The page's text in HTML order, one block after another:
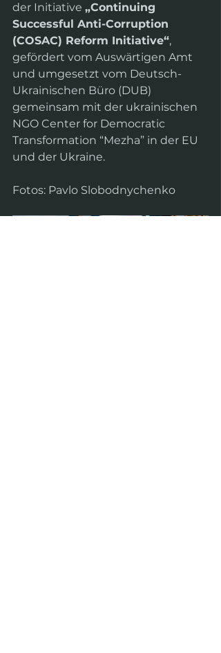
der Initiative „Continuing
Successful Anti-Corruption
(COSAC) Reform Initiative“,
gefördert vom Auswärtigen Amt
und umgesetzt vom Deutsch-
Ukrainischen Büro (DUB)
gemeinsam mit der ukrainischen
NGO Center for Democratic
Transformation “Mezha” in der EU
und der Ukraine.
Fotos: Pavlo Slobodnychenko